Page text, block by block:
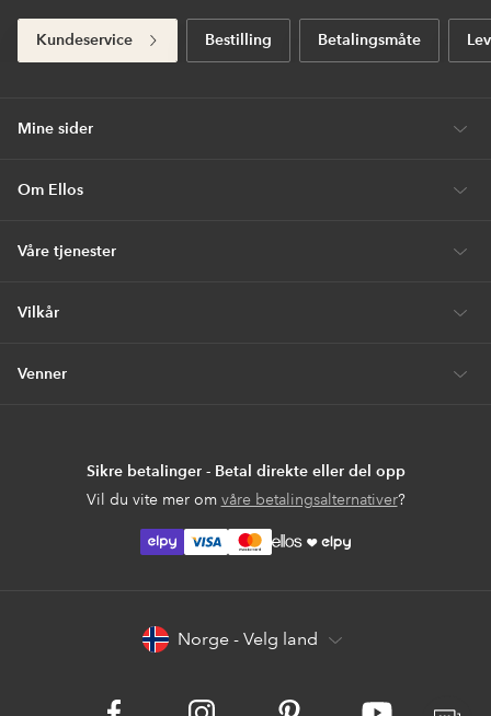
Kundeservice Bestilling Betalingsmåte
Mine sider
Om Ellos
Våre tjenester
Vilkår
Venner
Sikre betalinger - Betal direkte eller del opp
Vil du vite mer om våre betalingsalternativer?
elpy elpy
Norge - Velg land
Facebook Instagram Pinterest Youtube